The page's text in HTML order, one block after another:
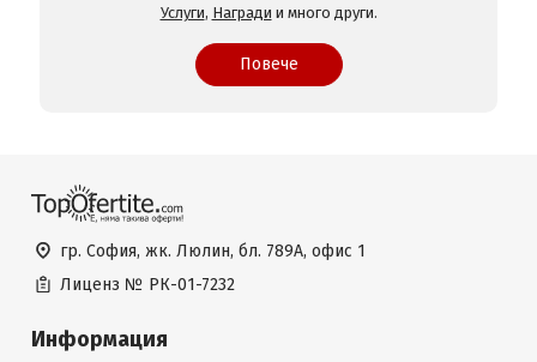
Услуги, Награди и много други.
Повече
гр. София, жк. Люлин, бл. 789А, офис 1
Лиценз № РК-01-7232
Информация